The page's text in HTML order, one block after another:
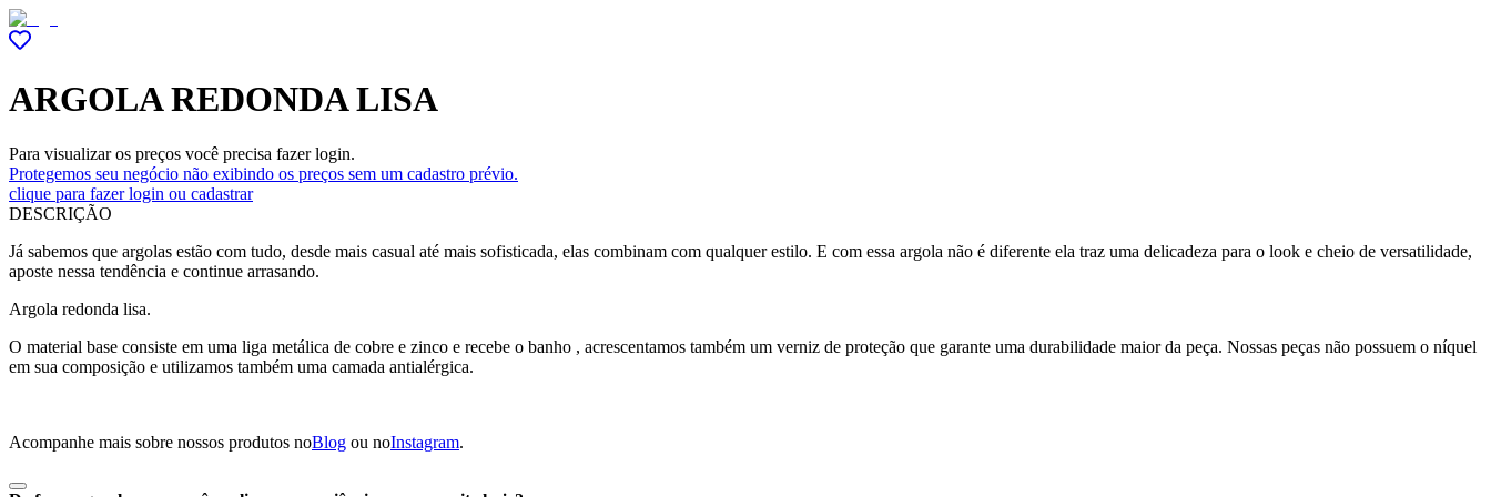
ARGOLA REDONDA LISA
Para visualizar os preços você precisa fazer login.
Protegemos seu negócio não exibindo os preços sem um cadastro prévio.
clique para fazer login ou cadastrar
DESCRIÇÃO
Já sabemos que argolas estão com tudo, desde mais casual até mais sofisticada, elas combinam com qualquer estilo. E com essa argola não é diferente ela traz uma delicadeza para o look e cheio de versatilidade,
aposte nessa tendência e continue arrasando.
Argola redonda lisa.
O material base consiste em uma liga metálica de cobre e zinco e recebe o banho , acrescentamos também um verniz de proteção que garante uma durabilidade maior da peça. Nossas peças não possuem o níquel
em sua composição e utilizamos também uma camada antialérgica.
Acompanhe mais sobre nossos produtos noBlog ou noInstagram.